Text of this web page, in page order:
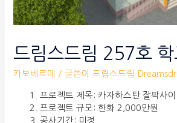
드림스드림 257호
카보베르데 / 글쓴이드림스드림
프로젝트 제목: 카자하스탄 잘팍사
프로젝트 규모: 한화 2,000만원
공사기간: 미정